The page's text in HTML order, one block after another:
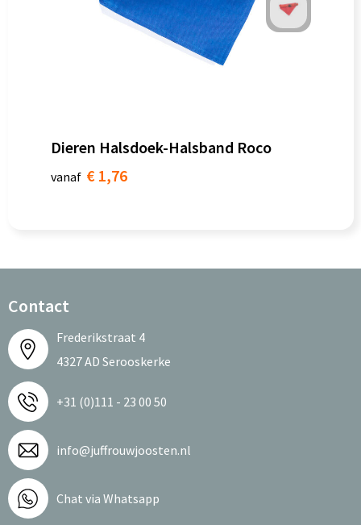
Dieren Halsdoek-Halsband Roco
vanaf € 1,76
Contact
Frederikstraat 4
4327 AD Serooskerke
+31 (0)111 - 23 00 50
info@juffrouwjoosten.nl
Chat via Whatsapp